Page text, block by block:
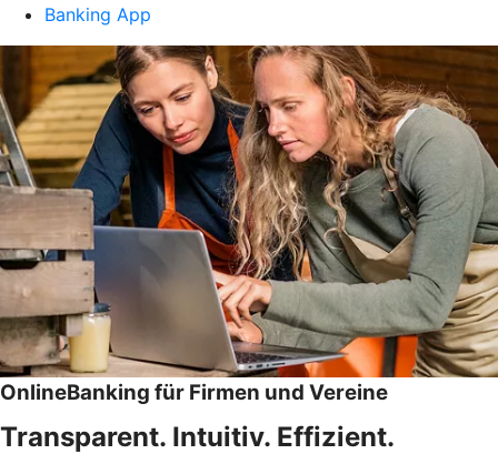
Banking App
OnlineBanking für Firmen und Vereine
Transparent. Intuitiv. Effizient.